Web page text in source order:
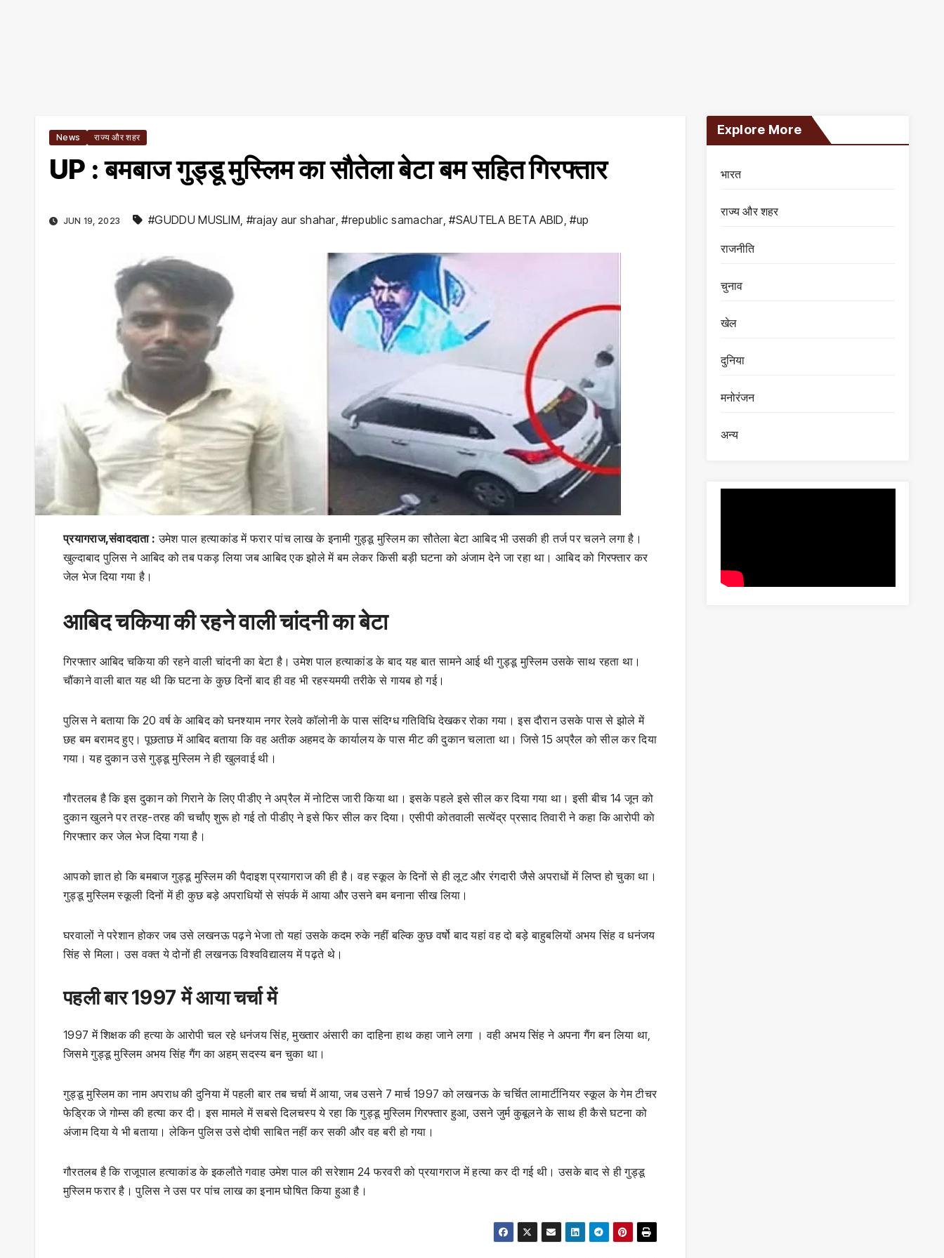
News राज्य और शहर
UP : बमबाज गुड्डू मुस्लिम का सौतेला बेटा बम सहित गिरफ्तार
JUN 19, 2023 #GUDDU MUSLIM, #rajay aur shahar,#republic samachar,#SAUTELA BETA ABID,#up
प्रयागराज,संवाददाता : उमेश पाल हत्याकांड में फरार पांच लाख के इनामी गुड्डू मुस्लिम का सौतेला बेटा आबिद भी उसकी ही तर्ज पर चलने लगा है।
खुल्दाबाद पुलिस ने आबिद को तब पकड़ लिया जब आबिद एक झोले में बम लेकर किसी बड़ी घटना को अंजाम देने जा रहा था। आबिद को गिरफ्तार कर
जेल भेज दिया गया है।
आबिद चकिया की रहने वाली चांदनी का बेटा
गिरफ्तार आबिद चकिया की रहने वाली चांदनी का बेटा है। उमेश पाल हत्याकांड के बाद यह बात सामने आई थी गुड्डू मुस्लिम उसके साथ रहता था।
चौंकाने वाली बात यह थी कि घटना के कुछ दिनों बाद ही वह भी रहस्यमयी तरीके से गायब हो गई।
पुलिस ने बताया कि 20 वर्ष के आबिद को घनश्याम नगर रेलवे कॉलोनी के पास संदिग्ध गतिविधि देखकर रोका गया। इस दौरान उसके पास से झोले में
छह बम बरामद हुए। पूछताछ में आबिद बताया कि वह अतीक अहमद के कार्यालय के पास मीट की दुकान चलाता था। जिसे 15 अप्रैल को सील कर दिया
गया। यह दुकान उसे गुड्डू मुस्लिम ने ही खुलवाई थी।
गौरतलब है कि इस दुकान को गिराने के लिए पीडीए ने अप्रैल में नोटिस जारी किया था। इसके पहले इसे सील कर दिया गया था। इसी बीच 14 जून को
दुकान खुलने पर तरह-तरह की चर्चांए शुरू हो गई तो पीडीए ने इसे फिर सील कर दिया। एसीपी कोतवाली सत्येंद्र प्रसाद तिवारी ने कहा कि आरोपी काे
गिरफ्तार कर जेल भेज दिया गया है।
आपको ज्ञात हो कि बमबाज गुड्डू मुस्लिम की पैदाइश प्रयागराज की ही है। वह स्कूल के दिनों से ही लूट और रंगदारी जैसे अपराधों में लिप्त हो चुका था।
गुड्डू मुस्लिम स्कूली दिनों में ही कुछ बड़े अपराधियों से संपर्क में आया और उसने बम बनाना सीख लिया।
घरवालों ने परेशान होकर जब उसे लखनऊ पढ़ने भेजा तो यहां उसके कदम रुके नहीं बल्कि कुछ वर्षो बाद यहां वह दो बड़े बाहुबलियों अभय सिंह व धनंजय
सिंह से मिला। उस वक्त ये दोनों ही लखनऊ विश्वविद्यालय में पढ़ते थे।
पहली बार 1997 में आया चर्चा में
1997 में शिक्षक की हत्या के आरोपी चल रहे धनंजय सिंह, मुख्तार अंसारी का दाहिना हाथ कहा जाने लगा । वही अभय सिंह ने अपना गैंग बन लिया था,
जिसमे गुड्डू मुस्लिम अभय सिंह गैंग का अहम् सदस्य बन चुका था।
गुड्डू मुस्लिम का नाम अपराध की दुनिया में पहली बार तब चर्चा में आया, जब उसने 7 मार्च 1997 को लखनऊ के चर्चित लामार्टीनियर स्कूल के गेम टीचर
फेड्रिक जे गोम्स की हत्या कर दी। इस मामले में सबसे दिलचस्प ये रहा कि गुड्डू मुस्लिम गिरफ्तार हुआ, उसने जुर्म कुबूलने के साथ ही कैसे घटना को
अंजाम दिया ये भी बताया। लेकिन पुलिस उसे दोषी साबित नहीं कर सकी और वह बरी हो गया।
गौरतलब है कि राजूपाल हत्याकांड के इकलौते गवाह उमेश पाल की सरेशाम 24 फरवरी को प्रयागराज में हत्या कर दी गई थी। उसके बाद से ही गुड्डू
मुस्लिम फरार है। पुलिस ने उस पर पांच लाख का इनाम घोषित किया हुआ है।
Explore More
भारत
राज्य और शहर
राजनीति
चुनाव
खेल
दुनिया
मनोरंजन
अन्य